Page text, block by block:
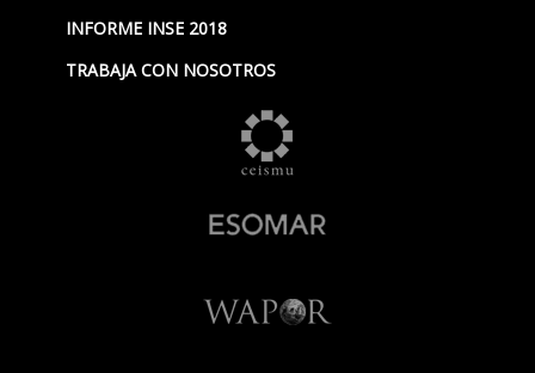
INFORME INSE 2018
TRABAJA CON NOSOTROS